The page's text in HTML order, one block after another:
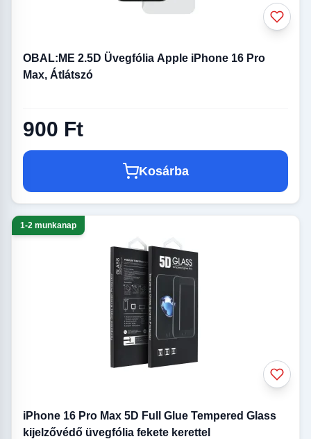
OBAL:ME 2.5D Üvegfólia Apple iPhone 16 Pro
Max, Átlátszó
900 Ft
Kosárba
1-2 munkanap
iPhone 16 Pro Max 5D Full Glue Tempered Glass
kijelzővédő üvegfólia fekete kerettel